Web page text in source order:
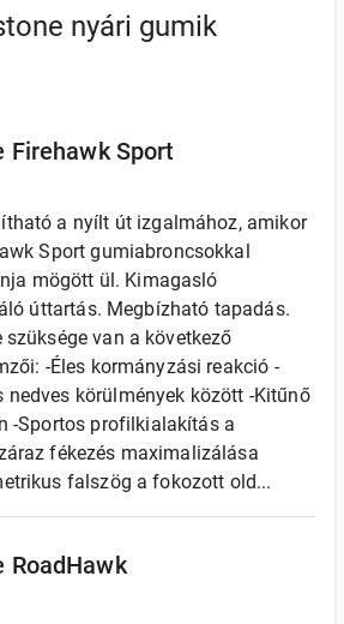
nyári gumik
Firehawk Sport
a nyílt út izgalmához, amikor
Sport gumiabroncsokkal
mögött ül. Kimagasló
úttartás. Megbízható tapadás.
van a következő
-Éles kormányzási reakció -
nedves körülmények között -Kitűnő
-Sportos profilkialakítás a
fékezés maximalizálása
falszög a fokozott old...
RoadHawk